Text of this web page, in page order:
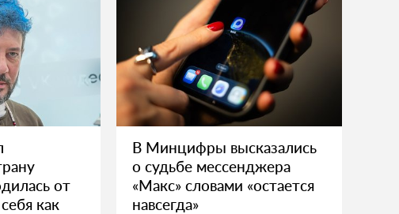
от
как
В Минцифры высказались
о судьбе мессенджера
«Макс» словами «остается
навсегда»